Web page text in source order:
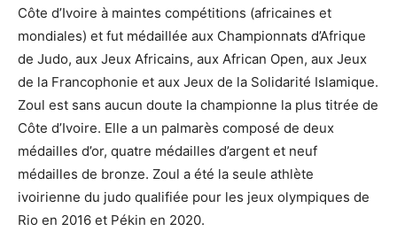
Côte d’Ivoire à maintes compétitions (africaines et
mondiales) et fut médaillée aux Championnats d’Afrique
de Judo, aux Jeux Africains, aux African Open, aux Jeux
de la Francophonie et aux Jeux de la Solidarité Islamique.
Zoul est sans aucun doute la championne la plus titrée de
Côte d’Ivoire. Elle a un palmarès composé de deux
médailles d’or, quatre médailles d’argent et neuf
médailles de bronze. Zoul a été la seule athlète
ivoirienne du judo qualifiée pour les jeux olympiques de
Rio en 2016 et Pékin en 2020.